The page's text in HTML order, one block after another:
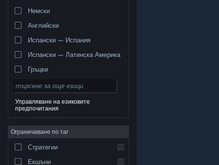
търговски марки принадлежат на съответните им
собственици в САЩ и други страни.
поверителност|Юридическа информация|
Достъпност|Условия за ползване на Steam
Възстановявания|Бисквитки
Немски
Английски
Испански — Испания
Испански — Латинска Америка
Гръцки
Управляване на езиковите
предпочитания
Ограничаване по таг
Стратегии
Екшъни